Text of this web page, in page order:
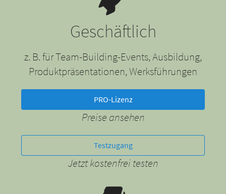
Geschäftlich
z. B. für Team-Building-Events, Ausbildung,
Produktpräsentationen, Werksführungen
PRO-Lizenz
Preise ansehen
Testzugang
Jetzt kostenfrei testen